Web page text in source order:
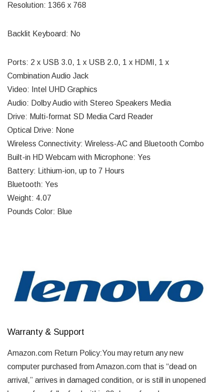
Resolution: 1366 x 768
Backlit Keyboard: No
Ports: 2 x USB 3.0, 1 x USB 2.0, 1 x HDMI, 1 x
Combination Audio Jack
Video: Intel UHD Graphics
Audio: Dolby Audio with Stereo Speakers Media
Drive: Multi-format SD Media Card Reader
Optical Drive: None
Wireless Connectivity: Wireless-AC and Bluetooth Combo
Built-in HD Webcam with Microphone: Yes
Battery: Lithium-ion, up to 7 Hours
Bluetooth: Yes
Weight: 4.07
Pounds Color: Blue
Warranty & Support
Amazon.com Return Policy:You may return any new
computer purchased from Amazon.com that is “dead on
arrival,” arrives in damaged condition, or is still in unopened